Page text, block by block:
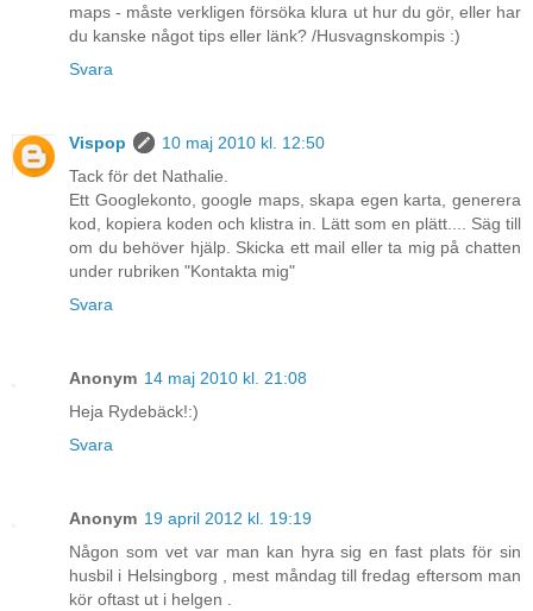
maps - måste verkligen försöka klura ut hur du gör, eller har
du kanske något tips eller länk? /Husvagnskompis :)
Svara
Vispop
10 maj 2010 kl. 12:50
Tack för det Nathalie.
Ett Googlekonto, google maps, skapa egen karta, generera
kod, kopiera koden och klistra in. Lätt som en plätt.... Säg till
om du behöver hjälp. Skicka ett mail eller ta mig på chatten
under rubriken "Kontakta mig"
Svara
Anonym 14 maj 2010 kl. 21:08
Heja Rydebäck!:)
Svara
Anonym 19 april 2012 kl. 19:19
Någon som vet var man kan hyra sig en fast plats för sin
husbil i Helsingborg , mest måndag till fredag eftersom man
kör oftast ut i helgen .